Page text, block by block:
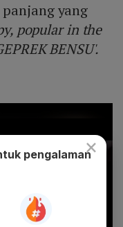
yang
popular in the
BENSU'.
×
pengalaman